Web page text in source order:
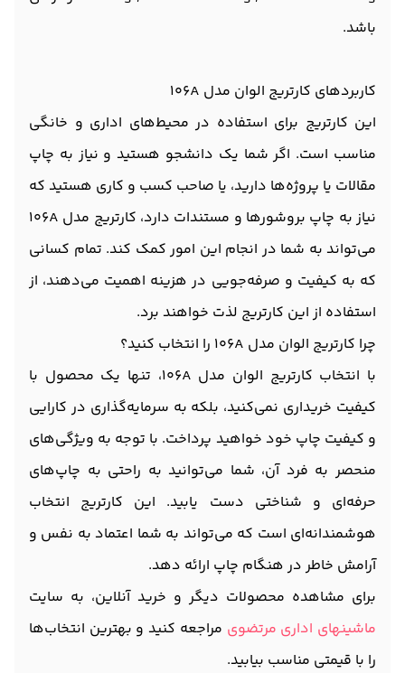
باشد.
کاربردهای کارتریج الوان مدل 106A
این کارتریج برای استفاده در محیط‌های اداری و خانگی
مناسب است. اگر شما یک دانشجو هستید و نیاز به چاپ
مقالات یا پروژه‌ها دارید، یا صاحب کسب و کاری هستید که
نیاز به چاپ بروشورها و مستندات دارد، کارتریج مدل 106A
می‌تواند به شما در انجام این امور کمک کند. تمام کسانی
که به کیفیت و صرفه‌جویی در هزینه اهمیت می‌دهند، از
استفاده از این کارتریج لذت خواهند برد.
چرا کارتریج الوان مدل 106A را انتخاب کنید؟
با انتخاب کارتریج الوان مدل 106A، تنها یک محصول با
کیفیت خریداری نمی‌کنید، بلکه به سرمایه‌گذاری در کارایی
و کیفیت چاپ خود خواهید پرداخت. با توجه به ویژگی‌های
منحصر به فرد آن، شما می‌توانید به راحتی به چاپ‌های
حرفه‌ای و شناختی دست یابید. این کارتریج انتخاب
هوشمندانه‌ای است که می‌تواند به شما اعتماد به نفس و
آرامش خاطر در هنگام چاپ ارائه دهد.
برای مشاهده محصولات دیگر و خرید آنلاین، به سایت
ماشینهای اداری مرتضوی مراجعه کنید و بهترین انتخاب‌ها
را با قیمتی مناسب بیابید.